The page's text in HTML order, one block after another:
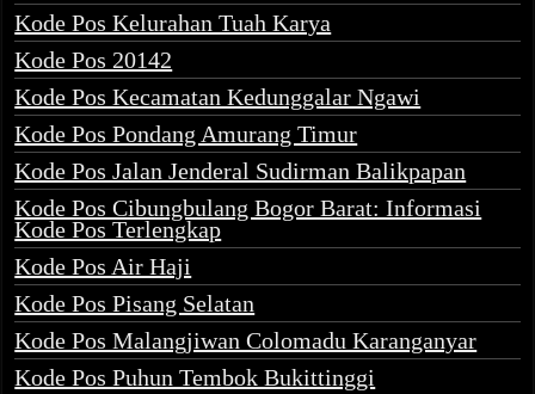
Kode Pos Kelurahan Tuah Karya
Kode Pos 20142
Kode Pos Kecamatan Kedunggalar Ngawi
Kode Pos Pondang Amurang Timur
Kode Pos Jalan Jenderal Sudirman Balikpapan
Kode Pos Cibungbulang Bogor Barat: Informasi
Kode Pos Terlengkap
Kode Pos Air Haji
Kode Pos Pisang Selatan
Kode Pos Malangjiwan Colomadu Karanganyar
Kode Pos Puhun Tembok Bukittinggi